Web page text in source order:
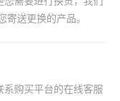
送更换的产品。
购买平台的在线客服